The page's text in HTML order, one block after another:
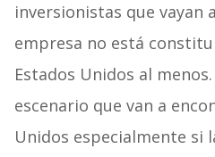
inversionistas que vayan
empresa no está
Estados Unidos al
escenario que van a
Unidos especialmente si